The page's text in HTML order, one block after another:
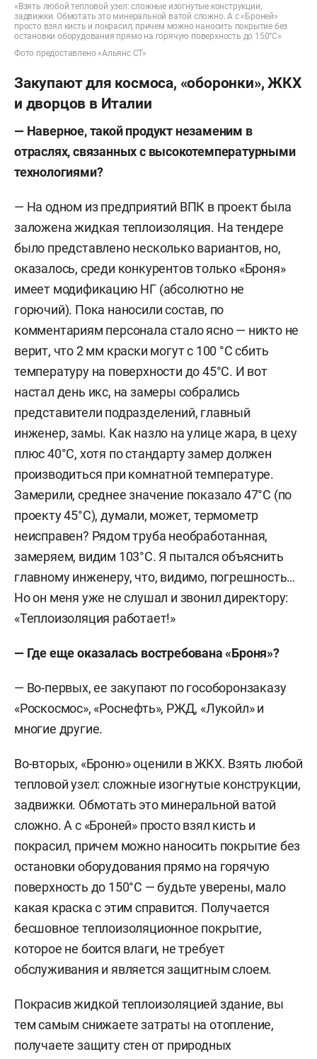
«Взять любой тепловой узел: сложные изогнутые конструкции,
задвижки. Обмотать это минеральной ватой сложно. А с «Броней»
просто взял кисть и покрасил, причем можно наносить покрытие без
остановки оборудования прямо на горячую поверхность до 150°C»
Фото предоставлено «Альянс СТ»
Закупают для космоса, «оборонки», ЖКХ
и дворцов в Италии
— Наверное, такой продукт незаменим в
отраслях, связанных с высокотемпературными
технологиями?
— На одном из предприятий ВПК в проект была
заложена жидкая теплоизоляция. На тендере
было представлено несколько вариантов, но,
оказалось, среди конкурентов только «Броня»
имеет модификацию НГ (абсолютно не
горючий). Пока наносили состав, по
комментариям персонала стало ясно — никто не
верит, что 2 мм краски могут с 100 °C сбить
температуру на поверхности до 45°C. И вот
настал день икс, на замеры собрались
представители подразделений, главный
инженер, замы. Как назло на улице жара, в цеху
плюс 40°C, хотя по стандарту замер должен
производиться при комнатной температуре.
Замерили, среднее значение показало 47°C (по
проекту 45°C), думали, может, термометр
неисправен? Рядом труба необработанная,
замеряем, видим 103°C. Я пытался объяснить
главному инженеру, что, видимо, погрешность…
Но он меня уже не слушал и звонил директору:
«Теплоизоляция работает!»
— Где ещеоказалась востребована«Броня»?
— Во-первых, ее закупают по гособоронзаказу
«Роскосмос», «Роснефть», РЖД, «Лукойл» и
многие другие.
Во-вторых, «Броню» оценили в ЖКХ. Взять любой
тепловой узел: сложные изогнутые конструкции,
задвижки. Обмотать это минеральной ватой
сложно. А с «Броней» просто взял кисть и
покрасил, причем можно наносить покрытие без
остановки оборудования прямо на горячую
поверхность до 150°C — будьте уверены, мало
какая краска с этим справится. Получается
бесшовное теплоизоляционное покрытие,
которое не боится влаги, не требует
обслуживания и является защитным слоем.
Покрасив жидкой теплоизоляцией здание, вы
тем самым снижаете затраты на отопление,
получаете защиту стен от природных